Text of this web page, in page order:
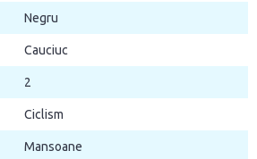
Negru
Cauciuc
2
Ciclism
Mansoane